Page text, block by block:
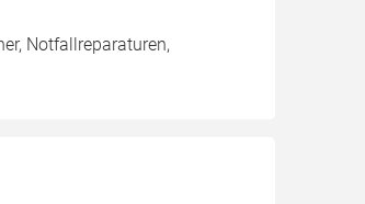
Notfallreparaturen,